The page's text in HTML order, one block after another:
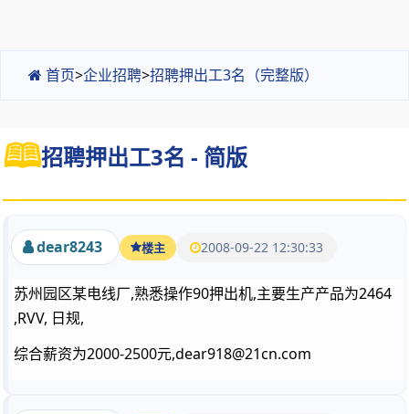
首页>企业招聘>招聘押出工3名（完整版）
招聘押出工3名 - 简版
dear8243 楼主 2008-09-22 12:30:33
苏州园区某电线厂,熟悉操作90押出机,主要生产产品为2464
,RVV, 日规,
综合薪资为2000-2500元,dear918@21cn.com